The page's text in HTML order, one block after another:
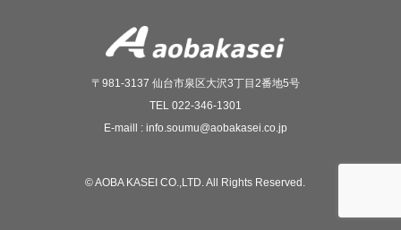
〒981-3137 仙台市泉区大沢3丁目2番地5号
TEL 022-346-1301
E-maill : info.soumu@aobakasei.co.jp
© AOBA KASEI CO.,LTD. All Rights Reserved.